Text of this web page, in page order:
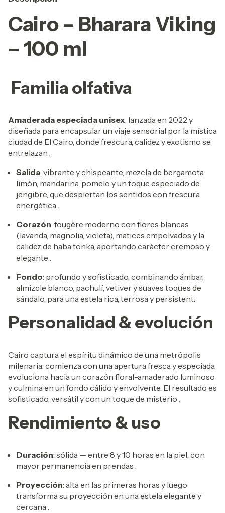
Cairo – Bharara Viking
– 100 ml
Familia olfativa
Amaderada especiada unisex, lanzada en 2022 y
diseñada para encapsular un viaje sensorial por la mística
ciudad de El Cairo, donde frescura, calidez y exotismo se
entrelazan .
Salida: vibrante y chispeante, mezcla de bergamota,
limón, mandarina, pomelo y un toque especiado de
jengibre, que despiertan los sentidos con frescura
energética.
Corazón: fougère moderno con flores blancas
(lavanda, magnolia, violeta), matices empolvados y la
calidez de haba tonka, aportando carácter cremoso y
elegante .
Fondo: profundo y sofisticado, combinando ámbar,
almizcle blanco, pachulí, vetiver y suaves toques de
sándalo, para una estela rica, terrosa y persistent.
Personalidad & evolución
Cairo captura el espíritu dinámico de una metrópolis
milenaria: comienza con una apertura fresca y especiada,
evoluciona hacia un corazón floral-amaderado luminoso
y culmina en un fondo cálido y envolvente. El resultado es
sofisticado, versátil y con un toque de misterio .
Rendimiento & uso
Duración: sólida — entre 8 y 10 horas en la piel, con
mayor permanencia en prendas .
Proyección: alta en las primeras horas y luego
transforma su proyección en una estela elegante y
cercana.